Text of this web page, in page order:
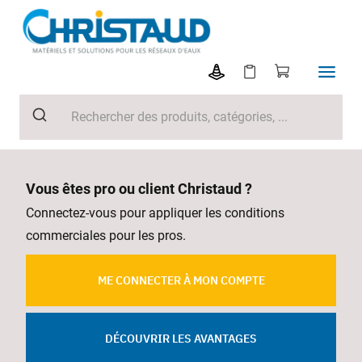
Vous êtes pro ou client Christaud ?
Connectez-vous pour appliquer les conditions
commerciales pour les pros.
ME CONNECTER À MON COMPTE
DÉCOUVRIR LES AVANTAGES